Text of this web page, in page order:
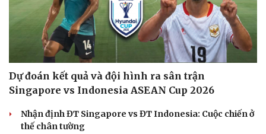
Dự đoán kết quả và đội hình ra sân trận
Singapore vs Indonesia ASEAN Cup 2026
Nhận định ĐT Singapore vs ĐT Indonesia: Cuộc chiến ở
thế chân tường